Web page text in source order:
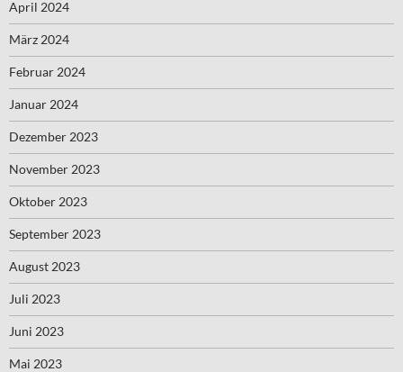
April 2024
März 2024
Februar 2024
Januar 2024
Dezember 2023
November 2023
Oktober 2023
September 2023
August 2023
Juli 2023
Juni 2023
Mai 2023